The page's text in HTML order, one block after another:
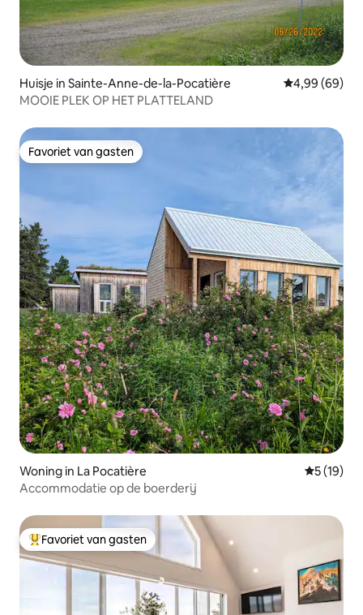
Huisje in Sainte-Anne-de-la-Pocatière Gemiddelde
4,99 (69)
MOOIE PLEK OP HET PLATTELAND
Favoriet van gasten
Favoriet van gasten
Woning in La Pocatière
5 (19)
Accommodatie op de boerderij
Topfavoriet van gasten
Favoriet van gasten